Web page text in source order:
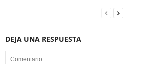
DEJA UNA RESPUESTA